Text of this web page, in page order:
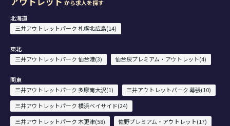
から求人を探す
北海道
三井アウトレットパーク 札幌北広島(14)
東北
三井アウトレットパーク 仙台港(3)
仙台泉プレミアム・アウトレット(4)
関東
三井アウトレットパーク 多摩南大沢(1)
三井アウトレットパーク 幕張(10)
三井アウトレットパーク 横浜ベイサイド(24)
三井アウトレットパーク 木更津(58)
佐野プレミアム・アウトレット(17)